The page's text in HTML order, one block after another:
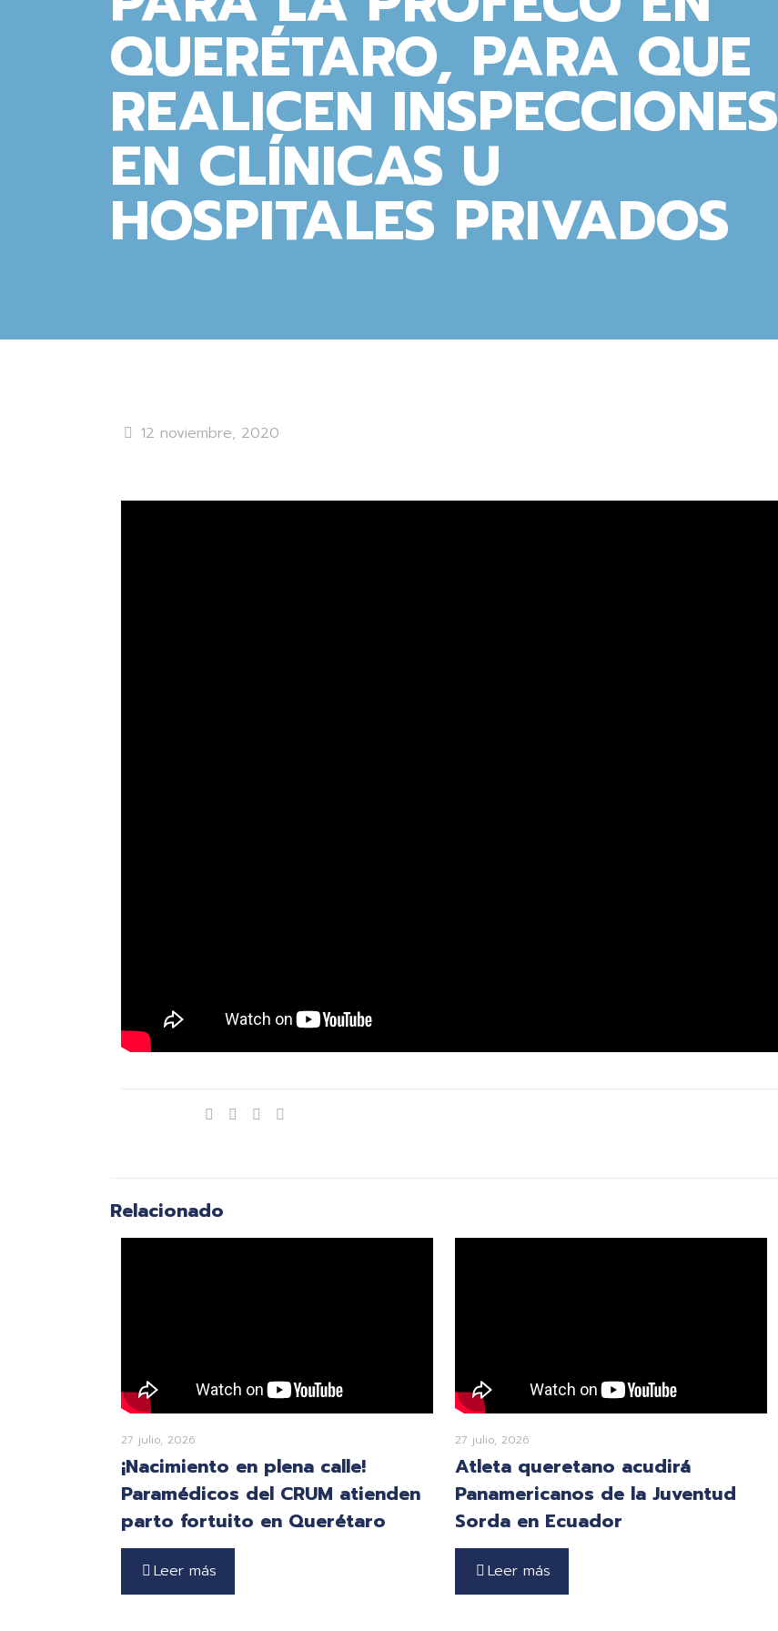
QUERÉTARO, PARA QUE
REALICEN INSPECCIONES
EN CLÍNICAS U
HOSPITALES PRIVADOS
12 noviembre, 2020
Relacionado
27 julio, 2026
¡Nacimiento en plena calle!
Paramédicos del CRUM atienden
parto fortuito en Querétaro
Leer más
27 julio, 2026
Atleta queretano acudirá
Panamericanos de la Juventud
Sorda en Ecuador
Leer más